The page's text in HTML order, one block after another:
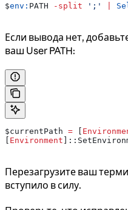
$env: PATH -split ';'
Если вывода нет,
ваш User PATH:
$currentPath = [
[ Environment
Перезагрузите ваш
вступило в силу.